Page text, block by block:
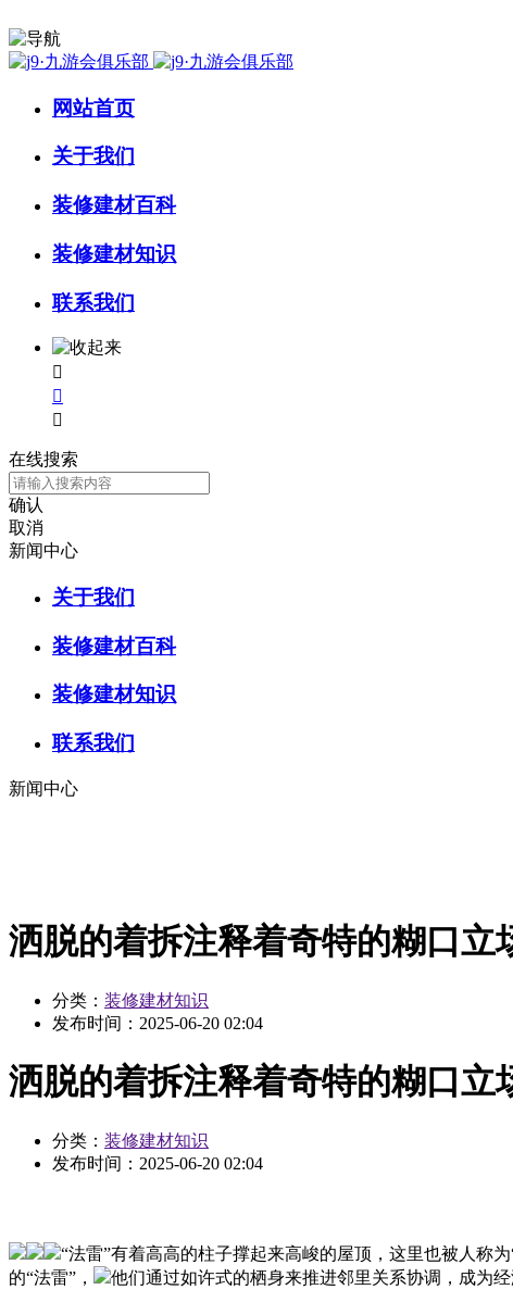
网站首页
关于我们
装修建材百科
装修建材知识
联系我们



在线搜索
确认
取消
新闻中心
关于我们
装修建材百科
装修建材知识
联系我们
新闻中心
洒脱的着拆注释着奇特的糊口立
分类： 装修建材知识
发布时间： 2025-06-20 02:04
洒脱的着拆注释着奇特的糊口立
分类： 装修建材知识
发布时间： 2025-06-20 02:04
“法雷”有着高高的柱子撑起来高峻的屋顶，这里也被人称
的“法雷”，
他们通过如许式的栖身来推进邻里关系协调，成为经